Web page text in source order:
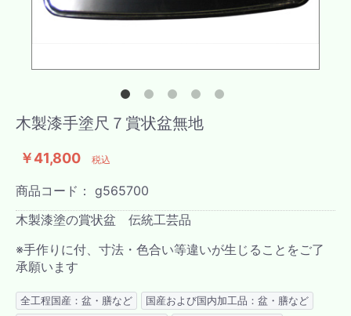
木製漆手塗尺７賞状盆無地
￥41,800 税込
商品コード： g565700
木製漆塗の賞状盆 伝統工芸品
※手作りに付、寸法・色合い等違いが生じることをご了
承願います
全工程国産：盆・膳など
国産および国内加工品：盆・膳など